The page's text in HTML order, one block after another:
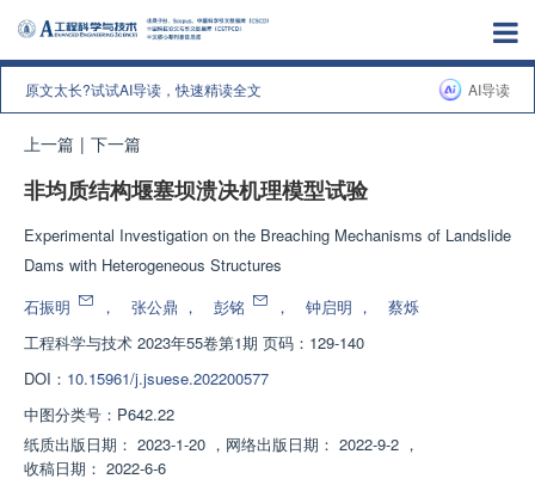
原文太长?试试AI导读，快速精读全文 AI导读
上一篇 | 下一篇
非均质结构堰塞坝溃决机理模型试验
Experimental Investigation on the Breaching Mechanisms of Landslide
Dams with Heterogeneous Structures
石振明
， 张公鼎 ， 彭铭 ， 钟启明 ，
蔡烁
工程科学与技术 2023年55卷第1期 页码：129-140
DOI： 10.15961/j.jsuese.202200577
中图分类号： P642.22
纸质出版日期： 2023-1-20 ， 网络出版日期： 2022-9-2 ，
收稿日期： 2022-6-6